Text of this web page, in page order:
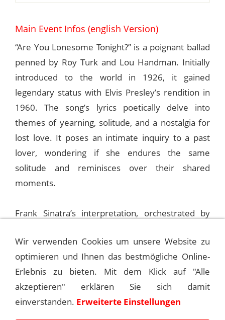
Main Event Infos (english Version)
“Are You Lonesome Tonight?” is a poignant ballad
penned by Roy Turk and Lou Handman. Initially
introduced to the world in 1926, it gained
legendary status with Elvis Presley’s rendition in
1960. The song’s lyrics poetically delve into
themes of yearning, solitude, and a nostalgia for
lost love. It poses an intimate inquiry to a past
lover, wondering if she endures the same
solitude and reminisces over their shared
moments.
Frank Sinatra’s interpretation, orchestrated by
studio on January 17, 1962. This version found its
place in the musical anthology of the same year
with the release of the album “All Alone.”
© Andreas Kroniger for Sinatra – The Main Event
Wir verwenden Cookies um unsere Website zu
optimieren und Ihnen das bestmögliche Online-
Erlebnis zu bieten. Mit dem Klick auf "Alle
akzeptieren" erklären Sie sich damit
einverstanden. Erweiterte Einstellungen